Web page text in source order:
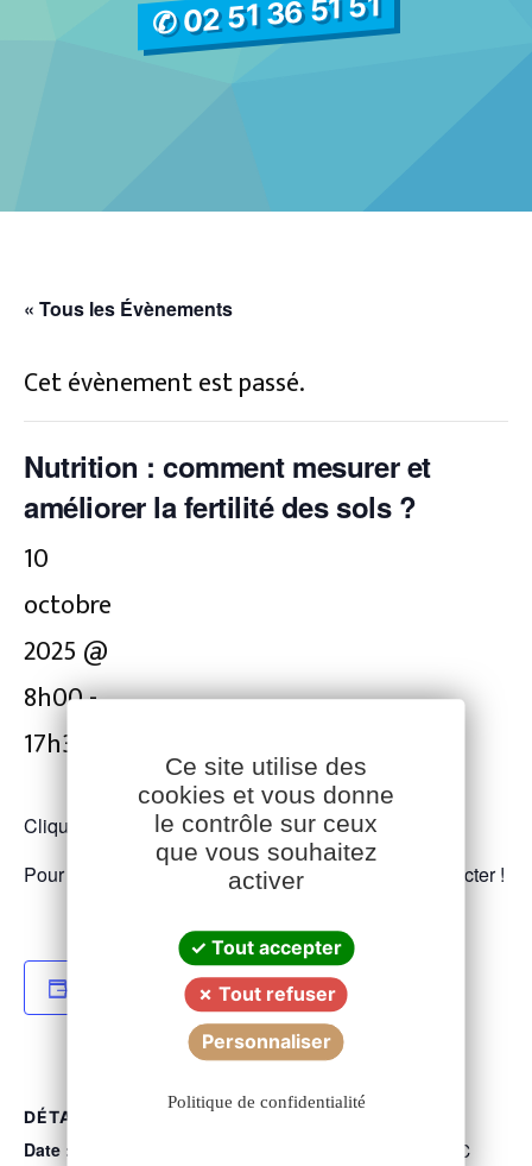
✆ 02 51 36 51 51
« Tous les Évènements
Cet évènement est passé.
Nutrition : comment mesurer et
améliorer la fertilité des sols ?
10
octobre
2025 @
8h00-
17h30
Cliquez
pour les détails de la formation.
Pour tout renseignement, n’hésitez pas à nous contacter !
JE SOUHAITE EN SAVOIR + OU M'INSCRIRE
DÉTAILS
Date :
Service Formations CAVAC
Facebook
YouTube
LinkedIn
Ce site utilise des
cookies et vous donne
le contrôle sur ceux
que vous souhaitez
activer
Tout accepter
Tout refuser
Personnaliser
Politique de confidentialité